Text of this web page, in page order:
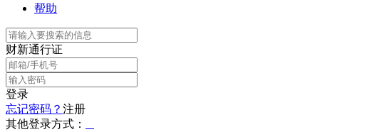
帮助
财新通行证
登录
忘记密码？ 注册
其他登录方式：